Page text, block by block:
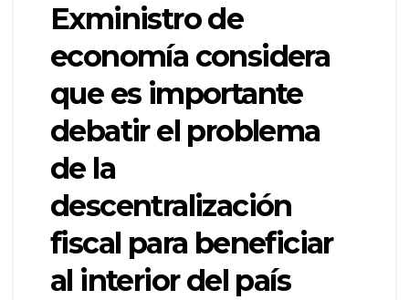
Exministro de
economía considera
que es importante
debatir el problema
de la
descentralización
fiscal para beneficiar
al interior del país